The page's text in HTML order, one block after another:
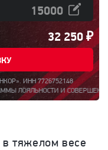
32 250₽
ИНН 7726752148
тяжелом весе